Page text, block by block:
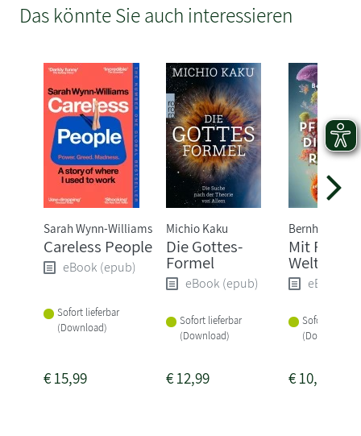
Das könnte Sie auch interessieren
Sarah Wynn-Williams
Careless People
eBook (epub)
Sofort lieferbar
(Download)
€15,99
Michio Kaku
Die Gottes-
Formel
eBook (epub)
Sofort lieferbar
(Download)
€12,99
Bernhard
Mit
Welt
eBook
Sofort
(Download)
€10,99